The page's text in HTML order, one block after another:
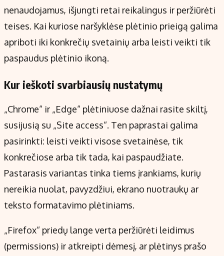
nenaudojamus, išjungti retai reikalingus ir peržiūrėti
teises. Kai kuriose naršyklėse plėtinio prieigą galima
apriboti iki konkrečių svetainių arba leisti veikti tik
paspaudus plėtinio ikoną.
Kur ieškoti svarbiausių nustatymų
„Chrome“ ir „Edge“ plėtiniuose dažnai rasite skiltį,
susijusią su „Site access“. Ten paprastai galima
pasirinkti: leisti veikti visose svetainėse, tik
konkrečiose arba tik tada, kai paspaudžiate.
Pastarasis variantas tinka tiems įrankiams, kurių
nereikia nuolat, pavyzdžiui, ekrano nuotraukų ar
teksto formatavimo plėtiniams.
„Firefox“ priedų lange verta peržiūrėti leidimus
(permissions) ir atkreipti dėmesį, ar plėtinys prašo